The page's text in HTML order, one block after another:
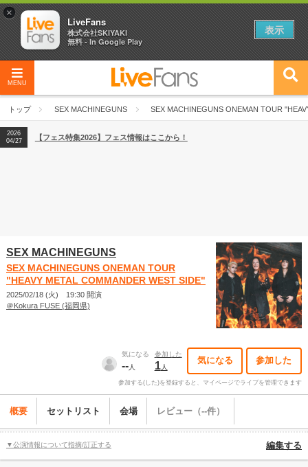
MENU
トップ SEX MACHINEGUNS SEX MACHINEGUNS ONEMAN TOUR
2026
04/27
2026
【ライブ動員ランキング】2026年上半期編発表！
2026
04/27
【フェス特集2026】フェス情報はここから！
SEX MACHINEGUNS
SEX MACHINEGUNS ONEMAN TOUR
"HEAVY METAL COMMANDER WEST SIDE"
2025/02/18 (火) 19:30 開演
＠Kokura FUSE (福岡県)
気になる
--人
参加した
1人
気になる 参加した
参加する(した)を登録すると、マイページでライブを管理できます
概要 セットリスト 会場 レビュー（--件）
▼公演情報について指摘/訂正する 編集する
×
LiveFans
株式会社SKIYAKI
無料 - In Google Play
表示